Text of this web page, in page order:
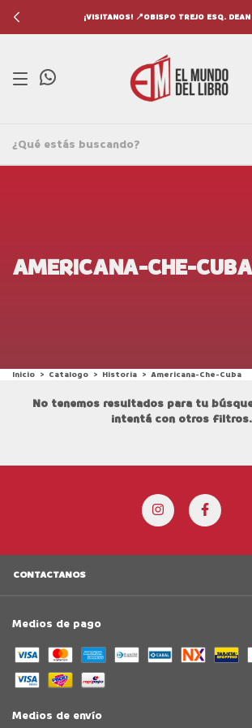
¡VISITANOS! 📍OBISPO TREJO ESQ.
AMERICANA-CHE-CUBA
Inicio > Catalogo > Historia > Americana-Che-Cuba
No tenemos resultados para tu
intentá con otros filtros.
CONTACTANOS
Medios de pago
Medios de envío